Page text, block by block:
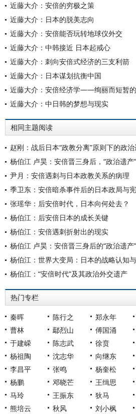
近藤大介：安倍的穷极之策
近藤大介：日本的脱美志向
近藤大介：安倍能否玩转地球仪外交
近藤大介：中韩接近 日本起戒心
近藤大介：刺向安倍式经济的三支利箭
近藤大介：日本谋划抗衡中国
近藤大介：安倍经济学——绚丽而短暂
近藤大介：中日韩的梦想与现实
相同主题阅读
杨伯江 卢昊：安倍晋三身后，“政治遗产
尹月：安倍遇刺与日本政教关系的病理
季卫东：安倍暗杀事件后的日本政局与
张瑶华：后安倍时代，日本向何处去？
杨伯江：后安倍日本的成长关键
杨伯江：安倍遇刺折射出的现实
杨伯江 卢昊：安倍晋三身后的“政治遗产”
杨伯江：世界大变局：日本的战略认知
杨伯江：“安倍时代”及其政治外交遗产
热门专栏
秦晖 陈行之 郑永年
曹林
鄢烈山 傅国涌
于建嵘
陈志武 徐贲
杨祖陶
沈志华 向继东
李昌平
张鸣 杨奎松
杨鹏
邓晓芒 王缉思
马玲
王振东 狄马
熊培云
秋风 刘小枫